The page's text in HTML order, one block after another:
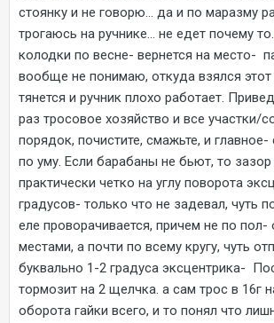
стоянку и не говорю... да и по маразму
трогаюсь на ручнике... не едет почему
колодки по весне- вернется на место-
вообще не понимаю, откуда взялся
тянется и ручник плохо работает.
раз тросовое хозяйство и все участки/
порядок, почистите, смажьте, и
по уму. Если барабаны не бьют, то зазор
практически четко на углу поворота
градусов- только что не задевал, чуть
еле проворачивается, причем не по пол-
местами, а почти по всему кругу, чуть
буквально 1-2 градуса эксцентрика-
тормозит на 2 щелчка. а сам трос в 16г
оборота гайки всего, и то понял что